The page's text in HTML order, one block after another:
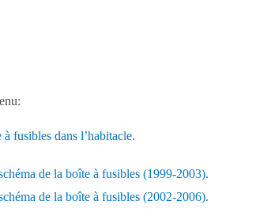
à fusibles dans l’habitacle.
de la boîte à fusibles (1999-2003).
de la boîte à fusibles (2002-2006).